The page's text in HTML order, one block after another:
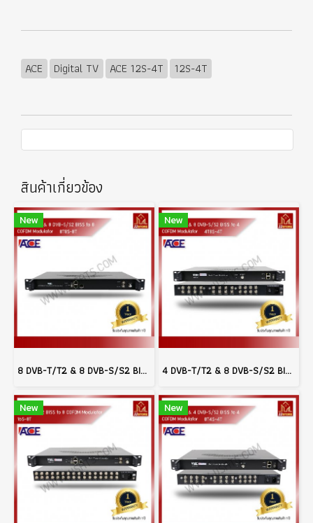
ACE Digital TV ACE 12S-4T 12S-4T
สินค้าเกี่ยวข้อง
New
8 DVB-T/T2 & 8 DVB-S/S2 BISS to 8 COFDM Modulator
New
4 DVB-T/T2 & 8 DVB-S/S2 BISS to 4 COFDM Modulator
New New